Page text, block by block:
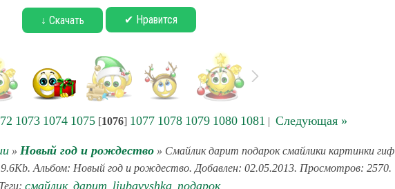
↓ Скачать ✔ Нравится
1073 1074 1075[1076] 1077 1078 1079 1080 1081 | Следующая »
» Новый год и рождество» Смайлик дарит подарок смайлики картинки гиф
Альбом: Новый год и рождество. Добавлен: 02.05.2013. Просмотров: 2570.
Теги: смайлик, дарит liubavyshka, подарок